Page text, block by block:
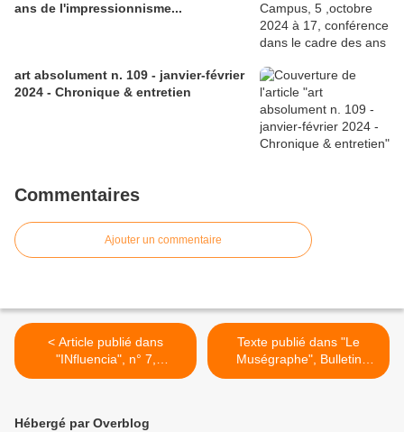
ans de l'impressionnisme...
art absolument n. 109 - janvier-février
2024 - Chronique & entretien
Commentaires
Ajouter un commentaire
< Article publié dans
"INfluencia", n° 7,
octobre/décembre 201...
Texte publié dans "Le
Muségraphe", Bulletin
annuel de l'Association pour
Hébergé par Overblog